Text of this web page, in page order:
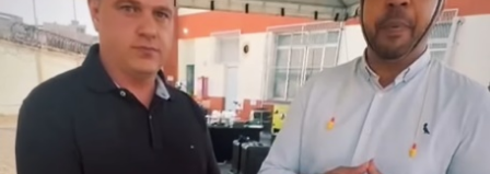
“E esse valor não vem apenas da experiência que
acumula, mas da forma como você se posiciona, se
reinventa e se torna indispensável e reconhecido pelo
impacto que gera. Sua jornada não é apenas um caminho
percorrido, mas um patrimônio valioso”, acrescenta.